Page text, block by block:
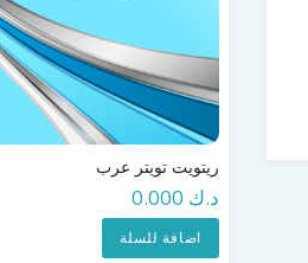
ريتويت تويتر عرب
د.ك 0.000
اضافة للسلة